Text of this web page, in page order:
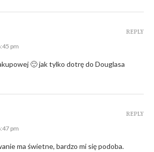
pm
🙂 jak tylko dotrę do Douglasa
REPLY
pm
ma świetne, bardzo mi się podoba.
REPLY